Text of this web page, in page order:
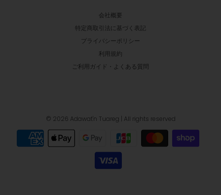
会社概要
特定商取引法に基づく表記
プライバシーポリシー
利用規約
ご利用ガイド・よくある質問
© 2026 Adawat'n Tuareg | All rights reserved